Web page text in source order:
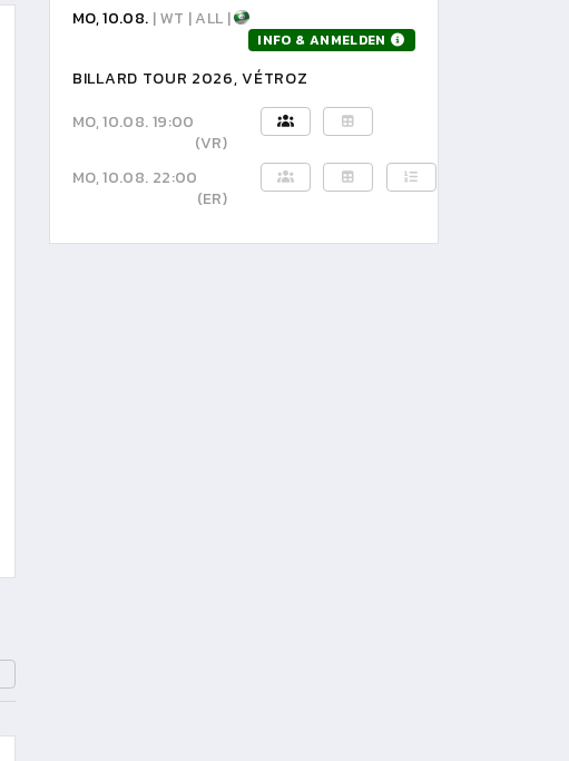
MO, 10.08. | WT | ALL |
INFO & ANMELDEN
BILLARD TOUR 2026, VÉTROZ
MO, 10.08. 19:00
(VR)
MO, 10.08. 22:00
(ER)